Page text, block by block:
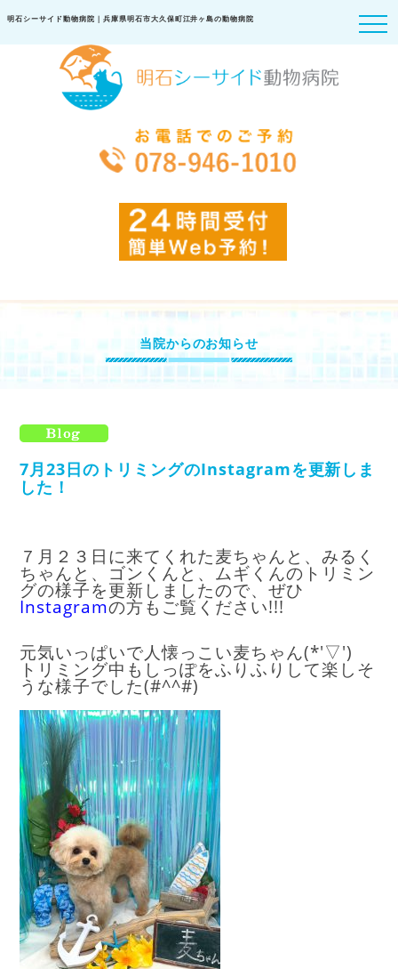
明石シーサイド動物病院｜兵庫県明石市大久保町江井ヶ島の動物病院
当院からのお知らせ
7月23日のトリミングのInstagramを更新しま
した！
７月２３日に来てくれた麦ちゃんと、みるく
ちゃんと、ゴンくんと、ムギくんのトリミン
グの様子を更新しましたので、ぜひ
Instagramの方もご覧ください!!!
元気いっぱいで人懐っこい麦ちゃん(*'▽')
トリミング中もしっぽをふりふりして楽しそ
うな様子でした(#^^#)